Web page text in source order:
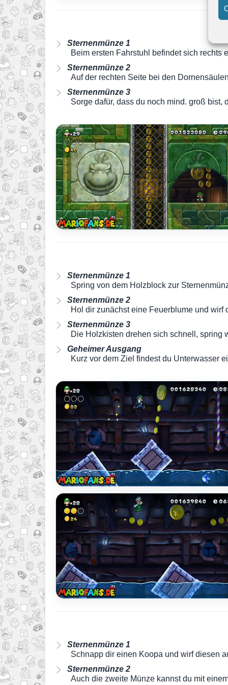
Sternenmünze 1
Beim ersten Fahrstuhl befindet sich rechts
Sternenmünze 2
Auf der rechten Seite bei den
Sternenmünze 3
Sorge dafür, dass du noch mind. groß
Sternenmünze 1
Spring von dem Holzblock zur
Sternenmünze 2
Hol dir zunächst eine Feuerblume und
Sternenmünze 3
Die Holzkisten drehen sich schnell, spring
Geheimer Ausgang
Kurz vor dem Ziel findest du Unterwasser
Sternenmünze 1
Schnapp dir einen Koopa und wirf diesen
Sternenmünze 2
Auch die zweite Münze kannst du mit